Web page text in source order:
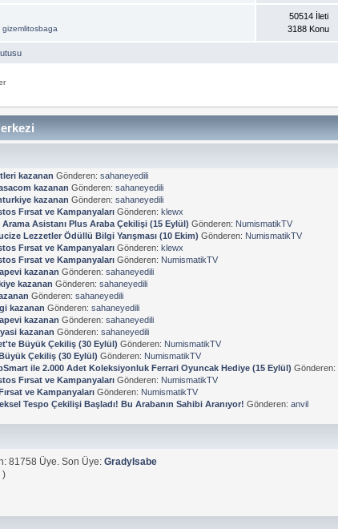
gizemlitosbaga
50514 İleti
3188 Konu
kazanan Gönderen: sahaneyedili
kazanan Gönderen: sahaneyedili
kazanan Gönderen: sahaneyedili
Fırsat ve Kampanyaları Gönderen: klewx
Asistanı Plus Araba Çekilişi (15 Eylül) Gönderen: NumismatikTV
Lezzetler Ödüllü Bilgi Yarışması (10 Ekim) Gönderen: NumismatikTV
Fırsat ve Kampanyaları Gönderen: klewx
Fırsat ve Kampanyaları Gönderen: NumismatikTV
kazanan Gönderen: sahaneyedili
kazanan Gönderen: sahaneyedili
Gönderen: sahaneyedili
kazanan Gönderen: sahaneyedili
kazanan Gönderen: sahaneyedili
kazanan Gönderen: sahaneyedili
Büyük Çekiliş (30 Eylül) Gönderen: NumismatikTV
Çekiliş (30 Eylül) Gönderen: NumismatikTV
ile 2.000 Adet Koleksiyonluk Ferrari Oyuncak Hediye (15 Eylül) Gönderen:
Fırsat ve Kampanyaları Gönderen: NumismatikTV
ve Kampanyaları Gönderen: NumismatikTV
Tespo Çekilişi Başladı! Bu Arabanın Sahibi Aranıyor! Gönderen: anvil
81758 Üye. Son Üye:GradyIsabe
)